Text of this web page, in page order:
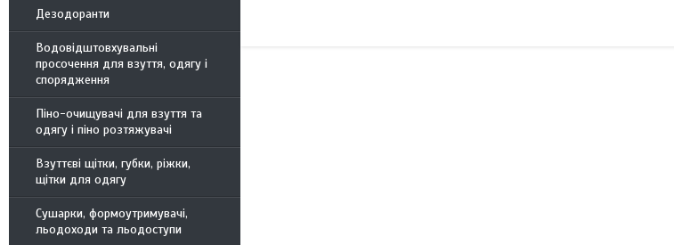
Дезодоранти
Водовідштовхувальні
просочення для взуття, одягу і
спорядження
Піно-очищувачі для взуття та
одягу і піно розтяжувачі
Взуттєві щітки, губки, ріжки,
щітки для одягу
Сушарки, формоутримувачі,
льодоходи та льодоступи